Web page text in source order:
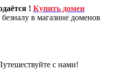
! Купить домен
в магазине доменов
с нами!